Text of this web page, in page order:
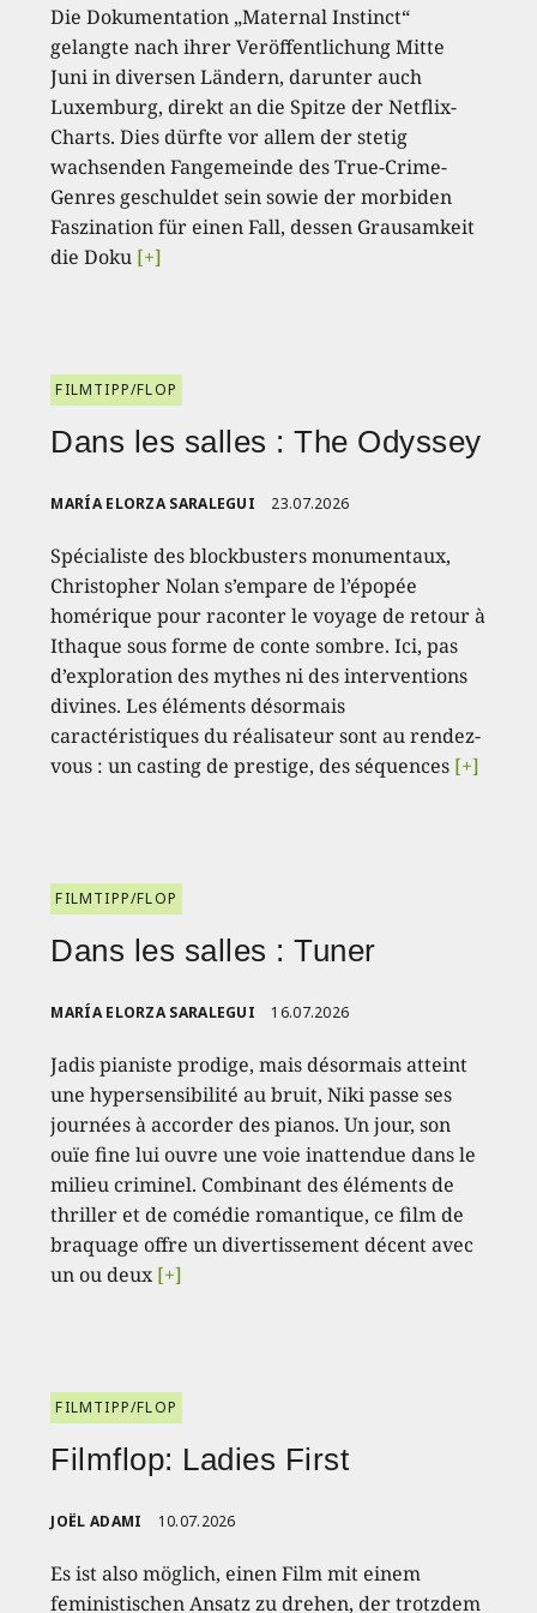
Die Dokumentation „Maternal Instinct“
gelangte nach ihrer Veröffentlichung Mitte
Juni in diversen Ländern, darunter auch
Luxemburg, direkt an die Spitze der Netflix-
Charts. Dies dürfte vor allem der stetig
wachsenden Fangemeinde des True-Crime-
Genres geschuldet sein sowie der morbiden
Faszination für einen Fall, dessen Grausamkeit
die Doku [+]
FILMTIPP/FLOP
Dans les salles : The Odyssey
MARÍA ELORZA SARALEGUI 23.07.2026
Spécialiste des blockbusters monumentaux,
Christopher Nolan s’empare de l’épopée
homérique pour raconter le voyage de retour à
Ithaque sous forme de conte sombre. Ici, pas
d’exploration des mythes ni des interventions
divines. Les éléments désormais
caractéristiques du réalisateur sont au rendez-
vous : un casting de prestige, des séquences [+]
FILMTIPP/FLOP
Dans les salles : Tuner
MARÍA ELORZA SARALEGUI 16.07.2026
Jadis pianiste prodige, mais désormais atteint
une hypersensibilité au bruit, Niki passe ses
journées à accorder des pianos. Un jour, son
ouïe fine lui ouvre une voie inattendue dans le
milieu criminel. Combinant des éléments de
thriller et de comédie romantique, ce film de
braquage offre un divertissement décent avec
un ou deux[+]
FILMTIPP/FLOP
Filmflop: Ladies First
JOËL ADAMI 10.07.2026
Es ist also möglich, einen Film mit einem
feministischen Ansatz zu drehen, der trotzdem